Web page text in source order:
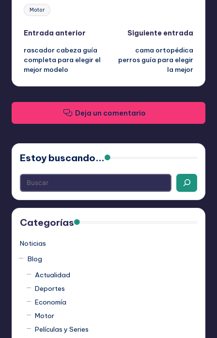
Etiquetas:
Motor
Navegación
de
entradas
Entrada anterior
rascador cabeza guía
completa para elegir el
mejor modelo
Siguiente entrada
cama ortopédica
perros guía para elegir
la mejor
Deja un comentario
Estoy buscando...
Categorías
Noticias
Blog
Actualidad
Deportes
Economía
Motor
Películas y Series